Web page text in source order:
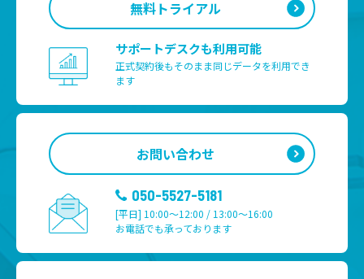
無料トライアル
サポートデスクも利用可能
正式契約後もそのまま同じデータを利用でき
ます
お問い合わせ
050-5527-5181
[平日] 10:00～12:00 / 13:00～16:00
お電話でも承っております